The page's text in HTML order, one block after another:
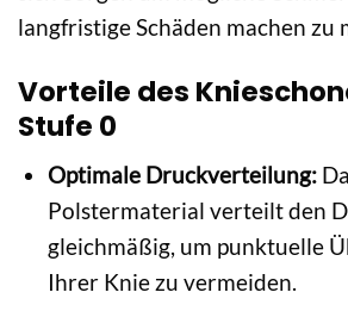
langfristige Schäden machen zu
Vorteile des
Stufe 0
Optimale Druckverteilung:
Polstermaterial verteilt den
gleichmäßig, um punktuelle
Ihrer Knie zu vermeiden.